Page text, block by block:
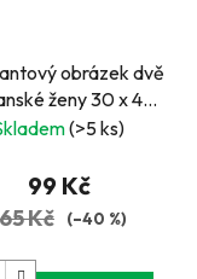
obrázek dvě
ženy 30 x 40
cm(>5 ks)
99 Kč
Kč (–40 %)